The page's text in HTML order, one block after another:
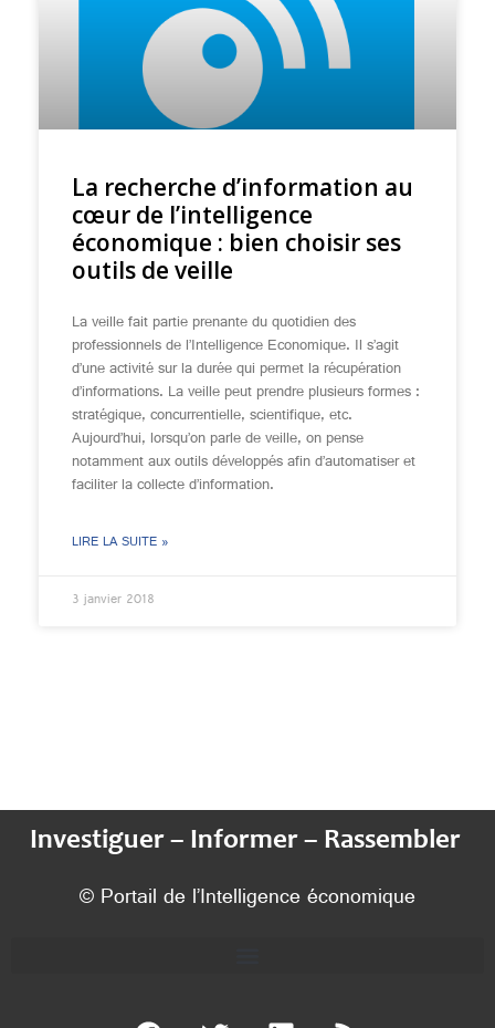
La recherche d’information au
cœur de l’intelligence
économique : bien choisir ses
outils de veille
La veille fait partie prenante du quotidien des
professionnels de l’Intelligence Economique. Il s’agit
d’une activité sur la durée qui permet la récupération
d’informations. La veille peut prendre plusieurs formes :
stratégique, concurrentielle, scientifique, etc.
Aujourd’hui, lorsqu’on parle de veille, on pense
notamment aux outils développés afin d’automatiser et
faciliter la collecte d’information.
LIRE LA SUITE »
3 janvier 2018
Investiguer – Informer – Rassembler
© Portail de l’Intelligence économique